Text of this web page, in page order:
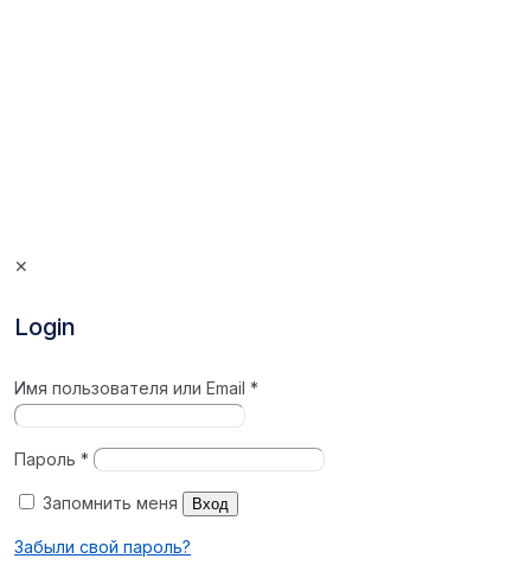
✕
Login
Имя пользователя или Email*
Пароль*
Запомнить меня Вход
Забыли свой пароль?